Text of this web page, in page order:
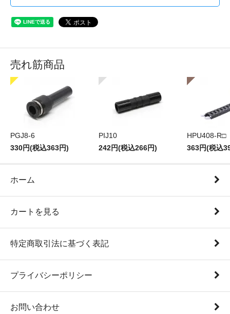
売れ筋商品
PGJ8-6
330円(税込363円)
PIJ10
242円(税込266円)
HPU408-R□
363円(税込
ホーム
カートを見る
特定商取引法に基づく表記
プライバシーポリシー
お問い合わせ